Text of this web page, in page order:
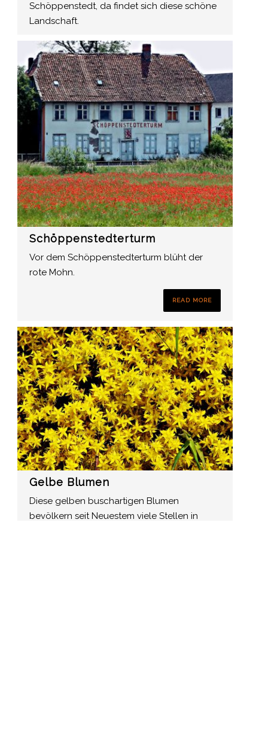
Schöppenstedt, da findet sich diese schöne
Landschaft.
Schöppenstedterturm
Vor dem Schöppenstedterturm blüht der
rote Mohn.
READ MORE
Gelbe Blumen
Diese gelben buschartigen Blumen
bevölkern seit Neuestem viele Stellen in